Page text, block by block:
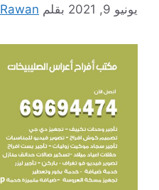
يونيو 9, 2021 بقلم Rawan